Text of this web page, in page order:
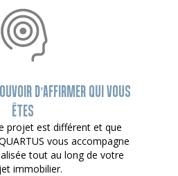
D’AFFIRMER QUI VOUS
ÊTES
projet est différent et que
vous accompagne
tout au long de votre
immobilier.